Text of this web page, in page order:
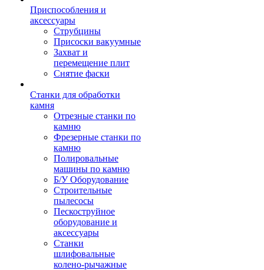
Приспособления и
аксессуары
Струбцины
Присоски вакуумные
Захват и
перемещение плит
Снятие фаски
Станки для обработки
камня
Отрезные станки по
камню
Фрезерные станки по
камню
Полировальные
машины по камню
Б/У Оборудование
Строительные
пылесосы
Пескоструйное
оборудование и
аксессуары
Станки
шлифовальные
колено-рычажные